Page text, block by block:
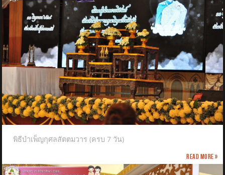
พิธีบำเพ็ญกุศลสัตตมวาร (ครบ 7 วัน)
Read more »